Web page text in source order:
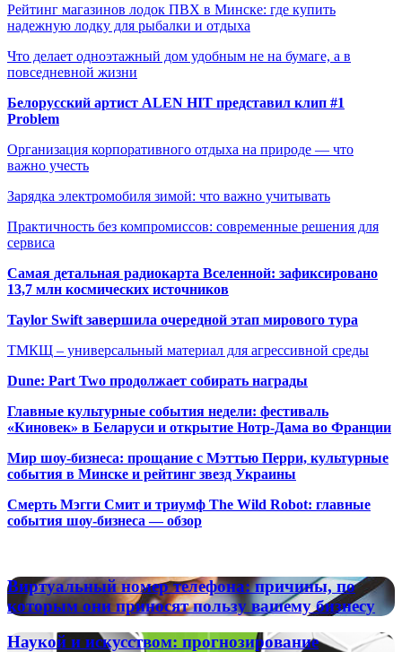
Рейтинг магазинов лодок ПВХ в Минске: где купить
надежную лодку для рыбалки и отдыха
Что делает одноэтажный дом удобным не на бумаге, а в
повседневной жизни
Белорусский артист ALEN HIT представил клип #1
Problem
Организация корпоративного отдыха на природе — что
важно учесть
Зарядка электромобиля зимой: что важно учитывать
Практичность без компромиссов: современные решения для
сервиса
Самая детальная радиокарта Вселенной: зафиксировано
13,7 млн космических источников
Taylor Swift завершила очередной этап мирового тура
ТМКЩ – универсальный материал для агрессивной среды
Dune: Part Two продолжает собирать награды
Главные культурные события недели: фестиваль
«Киновек» в Беларуси и открытие Нотр-Дама во Франции
Мир шоу-бизнеса: прощание с Мэттью Перри, культурные
события в Минске и рейтинг звезд Украины
Смерть Мэгги Смит и триумф The Wild Robot: главные
события шоу-бизнеса — обзор
Виртуальный
номер
телефона:
причины,
по
Виртуальный номер телефона: причины, по
которым они приносят пользу вашему бизнесу
Наукой
Наукой и искусством: прогнозирование